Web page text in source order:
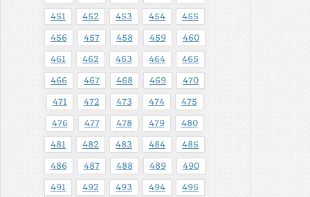
451 452 453 454 455
456 457 458 459 460
461 462 463 464 465
466 467 468 469 470
471 472 473 474 475
476 477 478 479 480
481 482 483 484 485
486 487 488 489 490
491 492 493 494 495